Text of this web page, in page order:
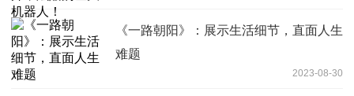
《一路朝阳》：展示生活细节，直面人生
难题
2023-08-30